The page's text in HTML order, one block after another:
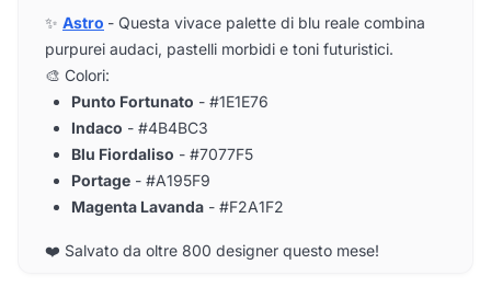
✨ Astro - Questa vivace palette di blu reale combina
purpurei audaci, pastelli morbidi e toni futuristici.
🎨 Colori:
Punto Fortunato - #1E1E76
Indaco - #4B4BC3
Blu Fiordaliso - #7077F5
Portage - #A195F9
Magenta Lavanda - #F2A1F2
❤️ Salvato da oltre 800 designer questo mese!